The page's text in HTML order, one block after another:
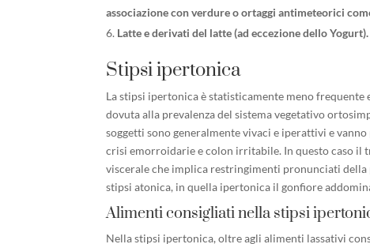
associazione con verdure o ortaggi antimeteorici
Latte e derivati del latte (ad eccezione dello Yogurt).
Stipsi ipertonica
La stipsi ipertonica è statisticamente meno
dovuta alla prevalenza del sistema vegetativo
soggetti sono generalmente vivaci e iperattivi e
crisi emorroidarie e colon irritabile. In questo caso il
viscerale che implica restringimenti pronunciati
stipsi atonica, in quella ipertonica il gonfiore
Alimenti consigliati nella stipsi
Nella stipsi ipertonica, oltre agli alimenti lassativi